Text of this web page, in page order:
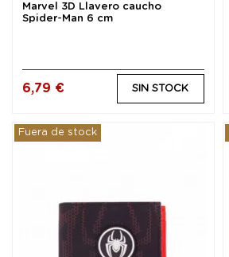
Marvel 3D Llavero caucho
Spider-Man 6 cm
6,79 € SIN STOCK
Fuera de stock